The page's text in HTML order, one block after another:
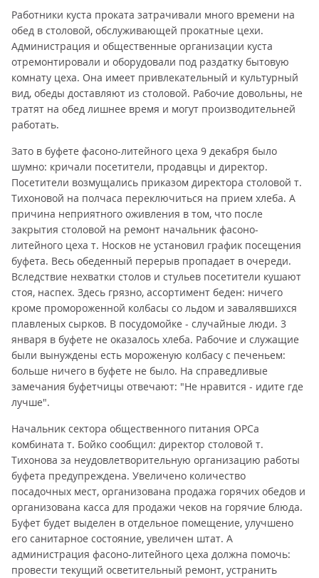
Работники куста проката затрачивали много времени на
обед в столовой, обслуживающей прокатные цехи.
Администрация и общественные организации куста
отремонтировали и оборудовали под раздатку бытовую
комнату цеха. Она имеет привлекательный и культурный
вид, обеды доставляют из столовой. Рабочие довольны, не
тратят на обед лишнее время и могут производительней
работать.
Зато в буфете фасоно-литейного цеха 9 декабря было
шумно: кричали посетители, продавцы и директор.
Посетители возмущались приказом директора столовой т.
Тихоновой на полчаса переключиться на прием хлеба. А
причина неприятного оживления в том, что после
закрытия столовой на ремонт начальник фасоно-
литейного цеха т. Носков не установил график посещения
буфета. Весь обеденный перерыв пропадает в очереди.
Вследствие нехватки столов и стульев посетители кушают
стоя, наспех. Здесь грязно, ассортимент беден: ничего
кроме промороженной колбасы со льдом и завалявшихся
плавленых сырков. В посудомойке - случайные люди. 3
января в буфете не оказалось хлеба. Рабочие и служащие
были вынуждены есть мороженую колбасу с печеньем:
больше ничего в буфете не было. На справедливые
замечания буфетчицы отвечают: "Не нравится - идите где
лучше".
Начальник сектора общественного питания ОРСа
комбината т. Бойко сообщил: директор столовой т.
Тихонова за неудовлетворительную организацию работы
буфета предупреждена. Увеличено количество
посадочных мест, организована продажа горячих обедов и
организована касса для продажи чеков на горячие блюда.
Буфет будет выделен в отдельное помещение, улучшено
его санитарное состояние, увеличен штат. А
администрация фасоно-литейного цеха должна помочь:
провести текущий осветительный ремонт, устранить